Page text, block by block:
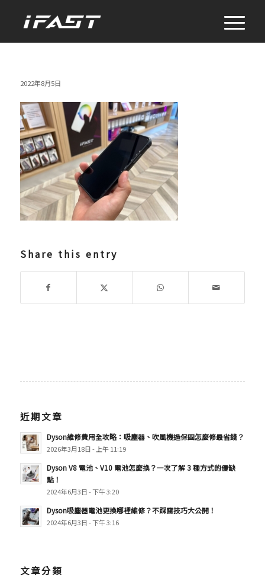
2022年8月5日
Share this entry
近期文章
Dyson維修費用全攻略：吸塵器、吹風機過保固怎麼修最省錢？
2026年3月18日 - 上午 11:19
Dyson V8 電池、V10 電池怎麼換？一次了解 3 種方式的優缺
點！
2024年6月3日 - 下午 3:20
Dyson吸塵器電池更換哪裡維修？不踩雷技巧大公開！
2024年6月3日 - 下午 3:16
文章分類